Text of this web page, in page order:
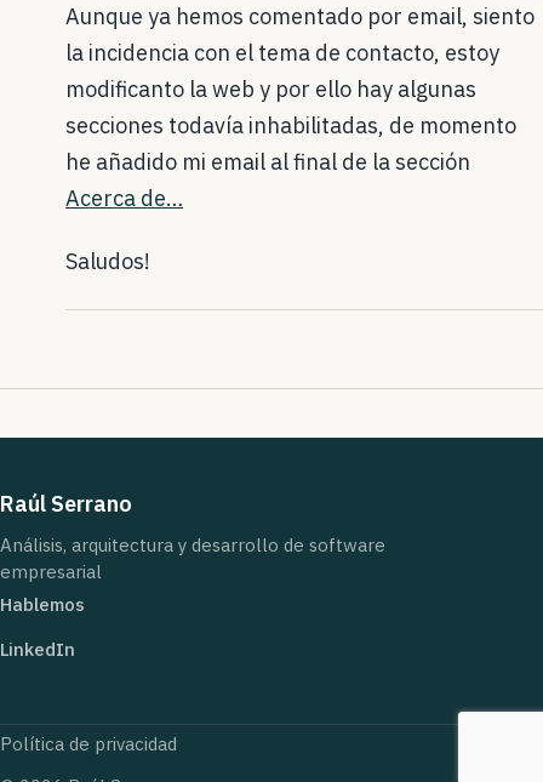
Aunque ya hemos comentado por email, siento
la incidencia con el tema de contacto, estoy
modificanto la web y por ello hay algunas
secciones todavía inhabilitadas, de momento
he añadido mi email al final de la sección
Acerca de…
Saludos!
Raúl Serrano
Análisis, arquitectura y desarrollo de software
empresarial
Hablemos
LinkedIn
Política de privacidad